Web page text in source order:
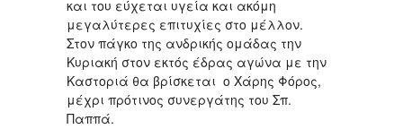
και του εύχεται υγεία και ακόμη
μεγαλύτερες επιτυχίες στο μέλλον.
Στον πάγκο της ανδρικής ομάδας την
Κυριακή στον εκτός έδρας αγώνα με την
Καστοριά θα βρίσκεται ο Χάρης Φόρος,
μέχρι πρότινος συνεργάτης του Σπ.
Παππά.